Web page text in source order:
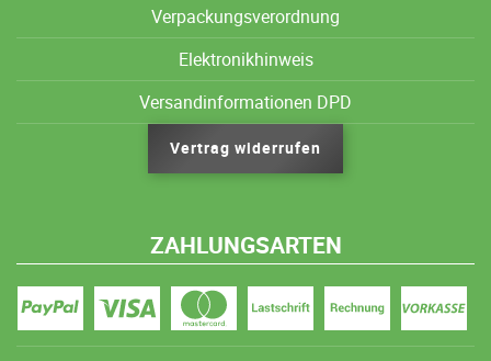
Verpackungsverordnung
Elektronikhinweis
Versandinformationen DPD
Vertrag widerrufen
ZAHLUNGSARTEN